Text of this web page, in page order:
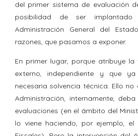
del primer sistema de evaluación
posibilidad de ser
Administración General del
razones, que pasamos a exponer.
En primer lugar, porque atribuye
externo, independiente y que
necesaria solvencia técnica. Ello
Administración, internamente,
evaluaciones (en el ámbito del
lo viene haciendo, por ejemplo, el